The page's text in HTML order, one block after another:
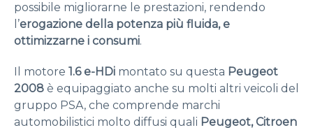
possibile migliorarne le prestazioni, rendendo
l’erogazione della potenza più fluida, e
ottimizzarne i consumi.
Il motore 1.6 e-HDi montato su questa Peugeot
2008 è equipaggiato anche su molti altri veicoli del
gruppo PSA, che comprende marchi
automobilistici molto diffusi quali Peugeot, Citroen